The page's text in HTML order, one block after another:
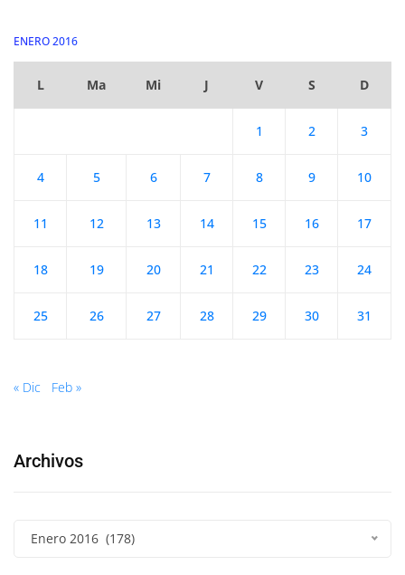
ENERO 2016
L Ma Mi J V S D
1 2 3
4 5 6 7 8 9 10
11 12 13 14 15 16 17
18 19 20 21 22 23 24
25 26 27 28 29 30 31
« Dic Feb »
Archivos
Enero 2016 (178)